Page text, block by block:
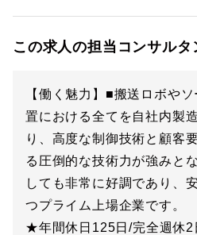
この求人の担当コンサルタ
【働く魅力】■搬送ロボや
置における全てを自社内製
り、高度な制御技術と顧客
る圧倒的な技術力が強みと
しても非常に好調であり、
つプライム上場企業です。
★年間休日125日/完全週休2